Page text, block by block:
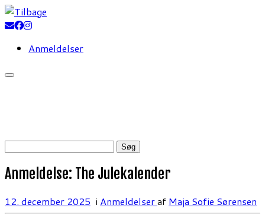
Fortsæt
til
Anmeldelser
Søg
Anmeldelse: The Julekalender
12. december 2025 i Anmeldelseraf Maja Sofie Sørensen